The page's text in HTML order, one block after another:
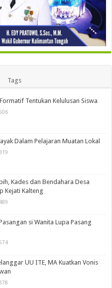
Tags
Tentukan Kelulusan Siswa
Dalam Pelajaran Muatan Lokal
Kades dan Bendahara Desa
Kejati Kalteng
si Wanita Lupa Pasang
UU ITE, MA Kuatkan Vonis